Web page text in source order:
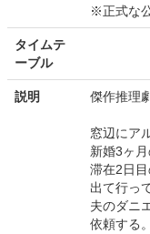
※正式な
タイムテ
ーブル
説明 傑作推理
窓辺にア
新婚3ヶ
滞在2日
出て行っ
夫のダニ
依頼する。